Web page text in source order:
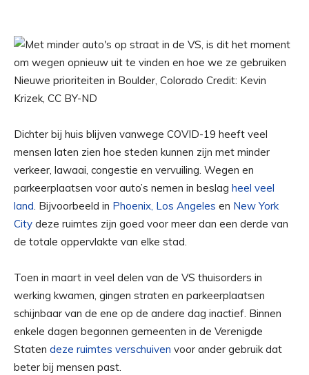
Nieuwe prioriteiten in Boulder, Colorado Credit: Kevin
Krizek, CC BY-ND
Dichter bij huis blijven vanwege COVID-19 heeft veel
mensen laten zien hoe steden kunnen zijn met minder
verkeer, lawaai, congestie en vervuiling. Wegen en
parkeerplaatsen voor auto’s nemen in beslag heel veel
land. Bijvoorbeeld in Phoenix, Los Angeles en New York
City deze ruimtes zijn goed voor meer dan een derde van
de totale oppervlakte van elke stad.
Toen in maart in veel delen van de VS thuisorders in
werking kwamen, gingen straten en parkeerplaatsen
schijnbaar van de ene op de andere dag inactief. Binnen
enkele dagen begonnen gemeenten in de Verenigde
Staten deze ruimtes verschuiven voor ander gebruik dat
beter bij mensen past.